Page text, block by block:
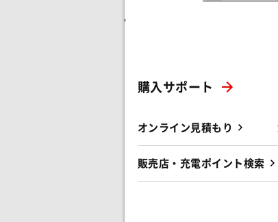
'
購入サポート
オンライン見積もり
販売店・充電ポイント検索